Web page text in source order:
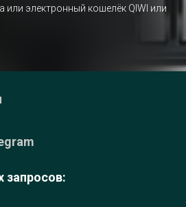
или электронный кошелёк QIWI или
запросов: